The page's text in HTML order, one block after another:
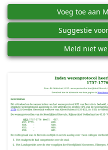
Voeg toe aan
Suggestie
Meld niet